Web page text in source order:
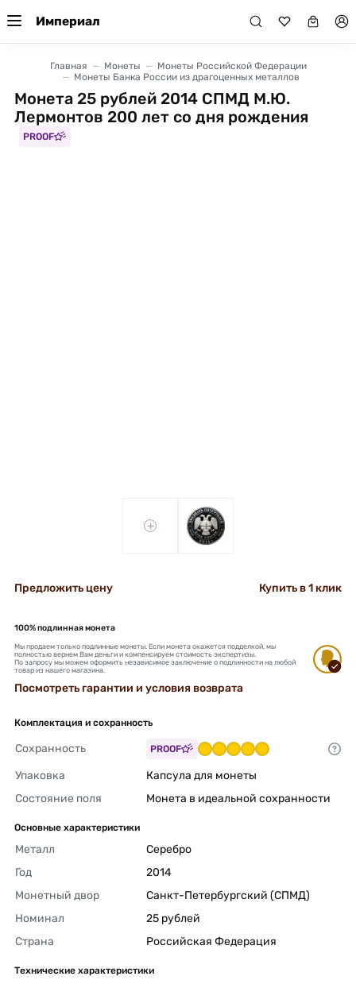
Империал
Главная Монеты
Монеты Российской Федерации
Монеты Банка России из драгоценных металлов
Монета 25 рублей 2014 СПМД М.Ю.
Лермонтов 200 лет со дня рождения
PROOF
+ +
Предложить цену Купить в 1 клик
100% подлинная монета
Мы продаем только подлинные монеты. Если монета окажется подделкой, мы
полностью вернем Вам деньги и компенсируем стоимость экспертизы.
По запросу мы можем оформить независимое заключение о подлинности на любой
товар из нашего магазина.
Посмотреть гарантии и условия возврата
Комплектация и сохранность
Сохранность PROOF
Упаковка
Капсула для монеты
Состояние поля
Монета в идеальной сохранности
Основные характеристики
Металл
Серебро
Год
2014
Монетный двор
Санкт-Петербургский (СПМД)
Номинал
25 рублей
Страна
Российская Федерация
Технические характеристики